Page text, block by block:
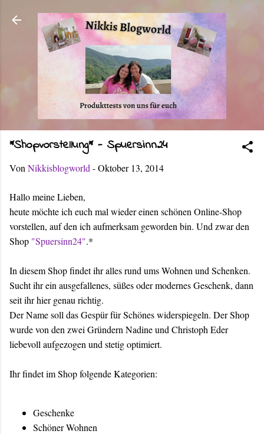
Direkt zum Hauptbereich
*Shopvorstellung* - Spuersinn24
Von Nikkisblogworld -Oktober 13, 2014
Hallo meine Lieben,
heute möchte ich euch mal wieder einen schönen Online-Shop
vorstellen, auf den ich aufmerksam geworden bin. Und zwar den
Shop "Spuersinn24".*
In diesem Shop findet ihr alles rund ums Wohnen und Schenken.
Sucht ihr ein ausgefallenes, süßes oder modernes Geschenk, dann
seit ihr hier genau richtig.
Der Name soll das Gespür für Schönes widerspiegeln. Der Shop
wurde von den zwei Gründern Nadine und Christoph Eder
liebevoll aufgezogen und stetig optimiert.
Ihr findet im Shop folgende Kategorien:
Geschenke
Schöner Wohnen